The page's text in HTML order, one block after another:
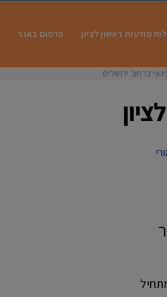
לוח מודעות ראשון לציון פרסום באנר